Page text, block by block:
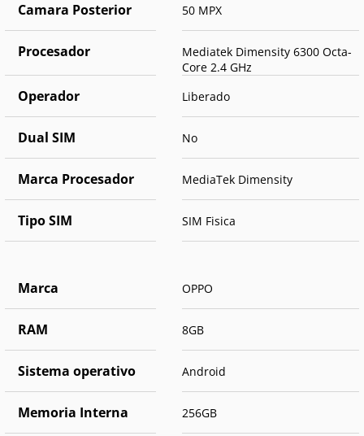
Camara Posterior 50 MPX
Procesador
Mediatek Dimensity 6300 Octa-
Core 2.4 GHz
Operador Liberado
Dual SIM No
Marca Procesador MediaTek Dimensity
Tipo SIM SIM Fisica
Marca OPPO
RAM 8GB
Sistema operativo Android
Memoria Interna 256GB